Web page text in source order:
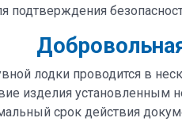
подтверждения
лодки проводится в
изделия
срок действия